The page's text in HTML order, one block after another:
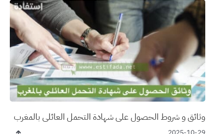
وثائق و شروط الحصول على شهادة التحمل العائلي بالمغرب